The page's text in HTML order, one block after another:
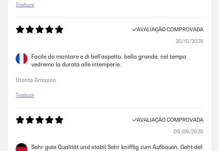
Traduzir
AVALIAÇÃO COMPROVADA
30/10/2025
Facile da montare e di bell'aspetto, bella grande, nel tempo
vedremo la durata alle intemperie.
Utente Amazon
Traduzir
AVALIAÇÃO COMPROVADA
09/09/2025
Sehr gute Qualität und stabil.Sehr knifflig zum Aufbauen. Geht def.